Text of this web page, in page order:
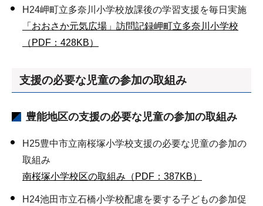
H24岬町立多奈川小学校放課後の学習支援を毎日実施
「おおさか元気広場」訪問記録岬町立多奈川小学校
（PDF：428KB）
支援の必要な児童の参加の取組み
豊能地区の支援の必要な児童の参加の取組み
H25豊中市立南桜塚小学校支援の必要な児童の参加の
取組み
南桜塚小学校区の取組み（PDF：387KB）
H24池田市立石橋小学校配慮を要する子どもの参加促